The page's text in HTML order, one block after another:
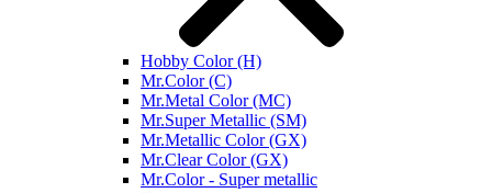
Hobby Color (H)
Mr.Color (C)
Mr.Metal Color (MC)
Mr.Super Metallic (SM)
Mr.Metallic Color (GX)
Mr.Clear Color (GX)
Mr.Color - Super metallic